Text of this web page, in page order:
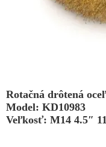
Rotačná drôtená
Model: KD10983
Veľkosť: M14 4.5″